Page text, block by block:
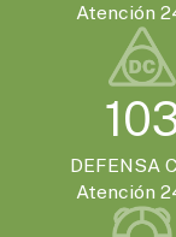
EVENTOS
SÁBADO 21
El
en
Atención
DEFENSA
Atención